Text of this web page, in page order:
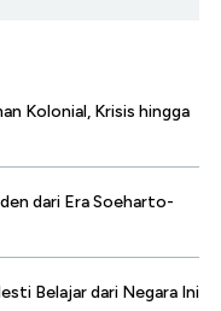
Kolonial, Krisis hingga
dari Era Soeharto-
Belajar dari Negara Ini